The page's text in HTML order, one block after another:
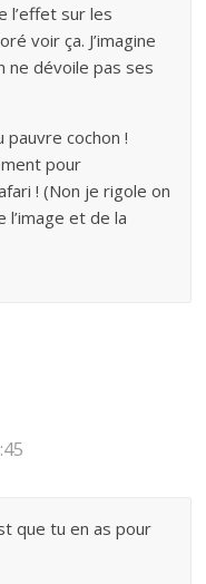
l’effet sur les
voir ça. J’imagine
ne dévoile pas ses
pauvre cochon !
pour
! (Non je rigole on
et de la
que tu en as pour